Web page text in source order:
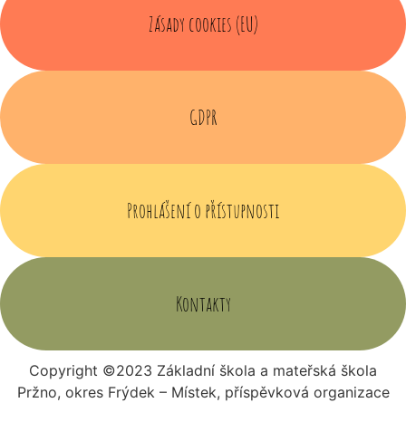
Zásady cookies (EU)
GDPR
Prohlášení o přístupnosti
Kontakty
Copyright ©2023 Základní škola a mateřská škola
Pržno, okres Frýdek – Místek, příspěvková organizace